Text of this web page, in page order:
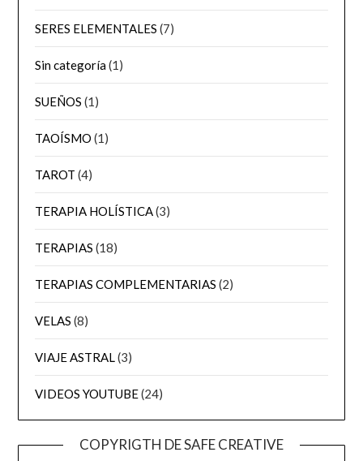
SERES ELEMENTALES (7)
Sin categoría(1)
SUEÑOS (1)
TAOÍSMO (1)
TAROT (4)
TERAPIA HOLÍSTICA(3)
TERAPIAS (18)
TERAPIAS COMPLEMENTARIAS (2)
VELAS (8)
VIAJE ASTRAL(3)
VIDEOS YOUTUBE(24)
COPYRIGTH DE SAFE CREATIVE